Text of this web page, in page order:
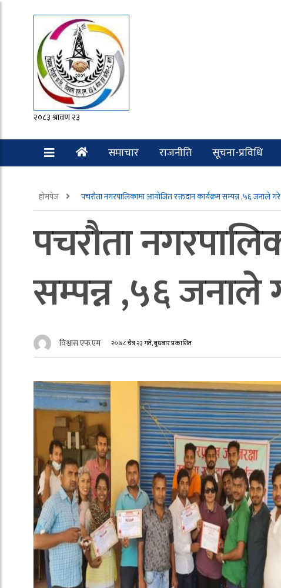
२०८३ श्रावण २३
समाचार राजनीति सूचना-प्रविधि
होमपेज पचरौता नगरपालिकामा आयोजित रक्तदान कार्यक्रम सम्पन्न ,५६ जनाले
पचरौता
सम्पन्न ,५६ जनाले
विश्वास एफ.एम २०७८ चैत्र २३ गते, बुधबार प्रकाशित